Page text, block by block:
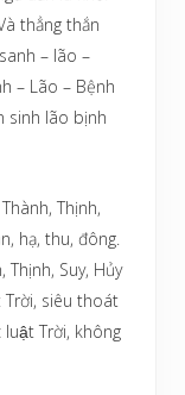
thẳng thắn
– lão –
– Lão – Bệnh
sinh lão bịnh
Thịnh,
hạ, thu, đông.
Thịnh, Suy, Hủy
siêu thoát
Trời, không